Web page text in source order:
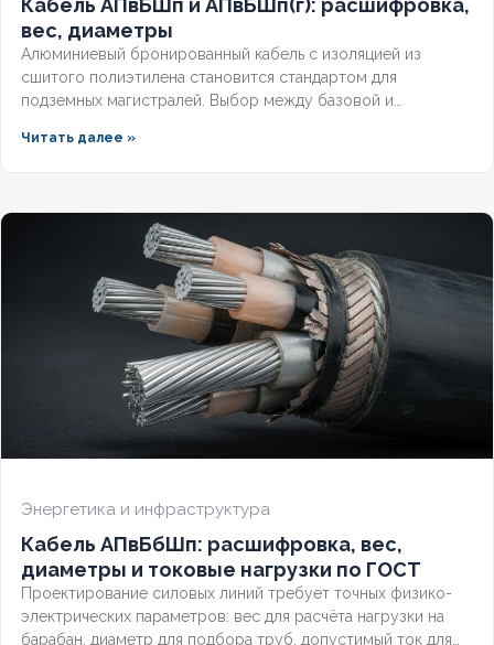
Кабель АПвБШп и АПвБШп(г): расшифровка,
вес, диаметры
Алюминиевый бронированный кабель с изоляцией из
сшитого полиэтилена становится стандартом для
подземных магистралей. Выбор между базовой и
вод и требований к надёжности. Разберём конструктивные
Читать далее »
Энергетика и инфраструктура
Кабель АПвБбШп: расшифровка, вес,
диаметры и токовые нагрузки по ГОСТ
Проектирование силовых линий требует точных физико-
электрических параметров: вес для расчёта нагрузки на
барабан, диаметр для подбора труб, допустимый ток для